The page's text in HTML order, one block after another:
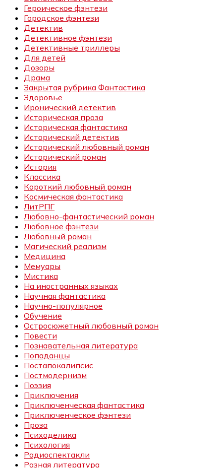
Героическое фэнтези
Городское фэнтези
Детектив
Детективное фэнтези
Детективные триллеры
Для детей
Дозоры
Драма
Закрытая рубрика Фантастика
Здоровье
Иронический детектив
Историческая проза
Историческая фантастика
Исторический детектив
Исторический любовный роман
Исторический роман
История
Классика
Короткий любовный роман
Космическая фантастика
ЛитРПГ
Любовно-фантастический роман
Любовное фэнтези
Любовный роман
Магический реализм
Медицина
Мемуары
Мистика
На иностранных языках
Научная фантастика
Научно-популярное
Обучение
Остросюжетный любовный роман
Повести
Познавательная литература
Попаданцы
Постапокалипсис
Постмодернизм
Поэзия
Приключения
Приключенческая фантастика
Приключенческое фэнтези
Проза
Психоделика
Психология
Радиоспектакли
Разная литература